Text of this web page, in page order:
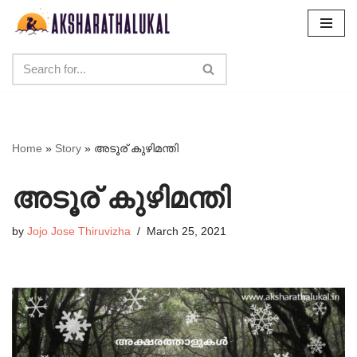
content
Home » Story » അടൂര് കുഴിമന്തി
അടൂര് കുഴിമന്തി
by Jojo Jose Thiruvizha March 25, 2021